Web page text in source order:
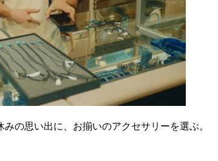
の思い出に、お揃いのアクセサリーを選ぶ。